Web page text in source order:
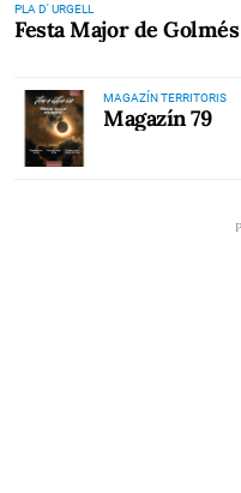
PLA D' URGELL
Festa Major de Golmés
MAGAZÍN TERRITORIS
Magazín 79